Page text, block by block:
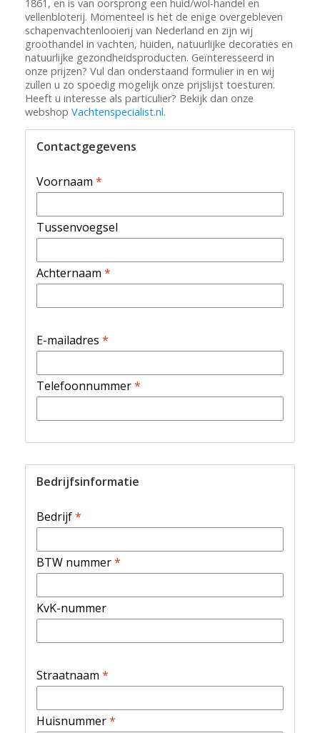
1861, en is van oorsprong een huid/wol-handel en
vellenbloterij. Momenteel is het de enige overgebleven
schapenvachtenlooierij van Nederland en zijn wij
groothandel in vachten, huiden, natuurlijke decoraties en
natuurlijke gezondheidsproducten. Geïnteresseerd in
onze prijzen? Vul dan onderstaand formulier in en wij
zullen u zo spoedig mogelijk onze prijslijst toesturen.
Heeft u interesse als particulier? Bekijk dan onze
webshop Vachtenspecialist.nl.
Contactgegevens
Voornaam *
Tussenvoegsel
Achternaam *
E-mailadres *
Telefoonnummer*
Bedrijfsinformatie
Bedrijf*
BTW nummer*
KvK-nummer
Straatnaam *
Huisnummer*